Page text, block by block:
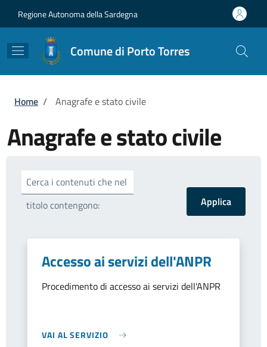
Regione Autonoma della Sardegna
Comune di Porto Torres
Briciole di pane
Home / Anagrafe e stato civile
Anagrafe e stato civile
Cerca i contenuti che nel
titolo contengono:
Accesso ai servizi dell'ANPR
Procedimento di accesso ai servizi dell'ANPR
VAI AL SERVIZIO